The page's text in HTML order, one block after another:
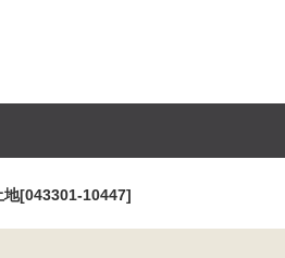
地[043301-10447]